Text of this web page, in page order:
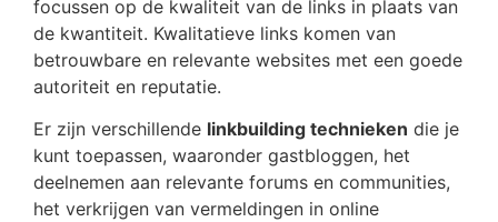
focussen op de kwaliteit van de links in plaats van
de kwantiteit. Kwalitatieve links komen van
betrouwbare en relevante websites met een goede
autoriteit en reputatie.
Er zijn verschillende linkbuilding technieken die je
kunt toepassen, waaronder gastbloggen, het
deelnemen aan relevante forums en communities,
het verkrijgen van vermeldingen in online